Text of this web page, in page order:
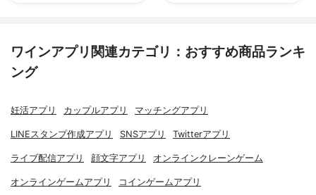
ワインアプリ関連カテゴリ：おすすめ商品ランキ
ング
妊活アプリ カップルアプリ マッチングアプリ
LINEスタンプ作成アプリ SNSアプリ Twitterアプリ
ライブ配信アプリ 顔文字アプリ オンラインクレーンゲーム
オンラインゲームアプリ コインゲームアプリ